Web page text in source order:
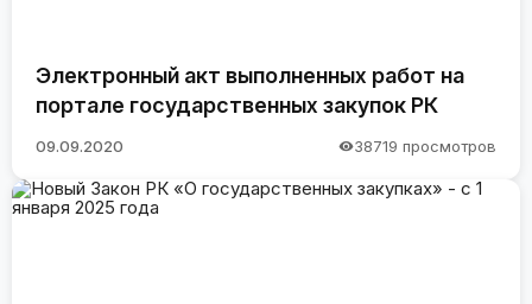
Электронный акт выполненных работ на
портале государственных закупок РК
09.09.2020 38719 просмотров